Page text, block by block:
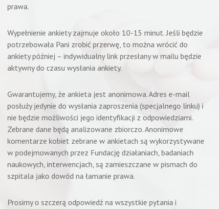
prawa.
Wypełnienie ankiety zajmuje około 10-15 minut. Jeśli będzie
potrzebowała Pani zrobić przerwę, to można wrócić do
ankiety później – indywidualny link przesłany w mailu będzie
aktywny do czasu wysłania ankiety.
Gwarantujemy, że ankieta jest anonimowa. Adres e-mail
posłuży jedynie do wysłania zaproszenia (specjalnego linku) i
nie będzie możliwości jego identyfikacji z odpowiedziami.
Zebrane dane będą analizowane zbiorczo. Anonimowe
komentarze kobiet zebrane w ankietach są wykorzystywane
w podejmowanych przez Fundację działaniach, badaniach
naukowych, interwencjach, są zamieszczane w pismach do
szpitala jako dowód na łamanie prawa.
Prosimy o szczerą odpowiedź na wszystkie pytania i